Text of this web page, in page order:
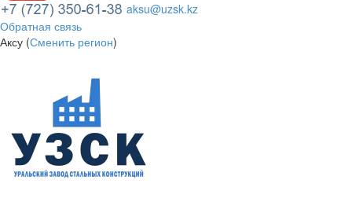
aksu@uzsk.kz
Обратная связь
Аксу (Сменить регион)